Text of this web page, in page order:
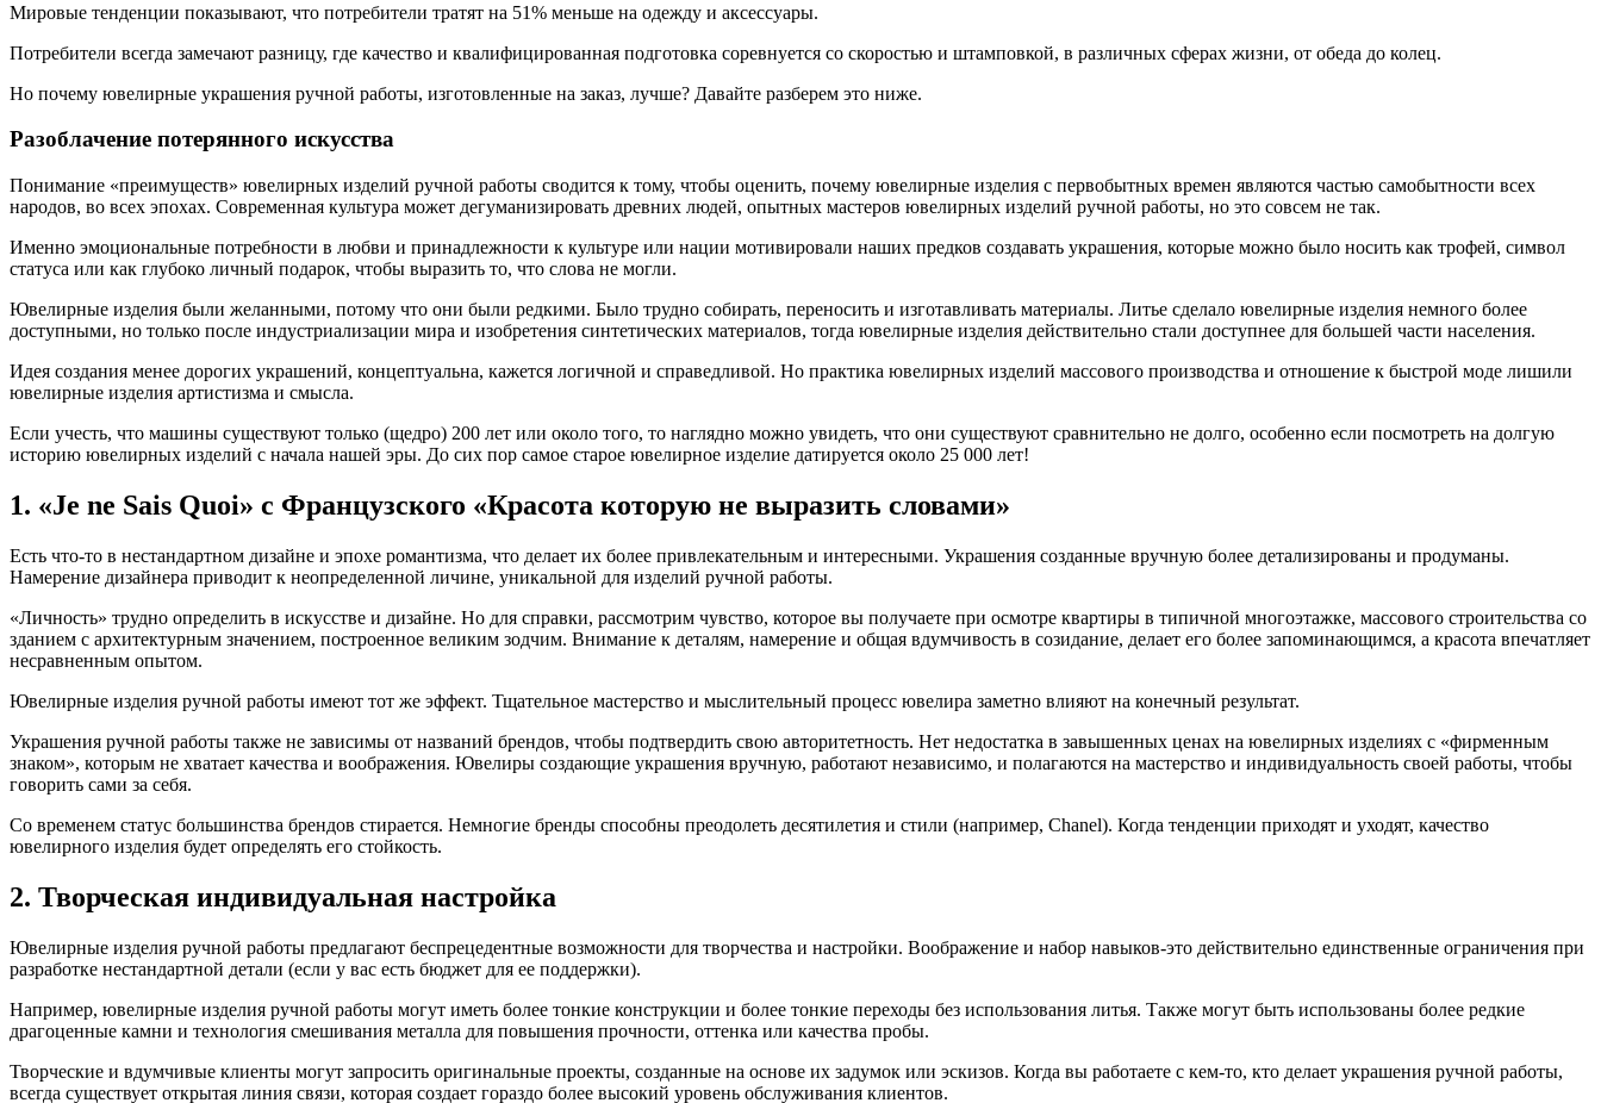
Мировые тенденции показывают, что потребители тратят на 51% меньше на одежду и аксессуары.
Потребители всегда замечают разницу, где качество и квалифицированная подготовка соревнуется со скоростью и штамповкой, в различных сферах жизни, от обеда до колец.
Но почему ювелирные украшения ручной работы, изготовленные на заказ, лучше? Давайте разберем это ниже.
Разоблачение потерянного искусства
Понимание «преимуществ» ювелирных изделий ручной работы сводится к тому, чтобы оценить, почему ювелирные изделия с первобытных времен являются частью самобытности всех
народов, во всех эпохах. Современная культура может дегуманизировать древних людей, опытных мастеров ювелирных изделий ручной работы, но это совсем не так.
Именно эмоциональные потребности в любви и принадлежности к культуре или нации мотивировали наших предков создавать украшения, которые можно было носить как трофей, символ
статуса или как глубоко личный подарок, чтобы выразить то, что слова не могли.
Ювелирные изделия были желанными, потому что они были редкими. Было трудно собирать, переносить и изготавливать материалы. Литье сделало ювелирные изделия немного более
доступными, но только после индустриализации мира и изобретения синтетических материалов, тогда ювелирные изделия действительно стали доступнее для большей части населения.
Идея создания менее дорогих украшений, концептуальна, кажется логичной и справедливой. Но практика ювелирных изделий массового производства и отношение к быстрой моде лишили
ювелирные изделия артистизма и смысла.
Если учесть, что машины существуют только (щедро) 200 лет или около того, то наглядно можно увидеть, что они существуют сравнительно не долго, особенно если посмотреть на долгую
историю ювелирных изделий с начала нашей эры. До сих пор самое старое ювелирное изделие датируется около 25 000 лет!
1. «Je ne Sais Quoi» с Французского «Красота которую не выразить словами»
Есть что-то в нестандартном дизайне и эпохе романтизма, что делает их более привлекательным и интересными. Украшения созданные вручную более детализированы и продуманы.
Намерение дизайнера приводит к неопределенной личине, уникальной для изделий ручной работы.
«Личность» трудно определить в искусстве и дизайне. Но для справки, рассмотрим чувство, которое вы получаете при осмотре квартиры в типичной многоэтажке, массового строительства со
зданием с архитектурным значением, построенное великим зодчим. Внимание к деталям, намерение и общая вдумчивость в созидание, делает его более запоминающимся, а красота впечатляет
несравненным опытом.
Ювелирные изделия ручной работы имеют тот же эффект. Тщательное мастерство и мыслительный процесс ювелира заметно влияют на конечный результат.
Украшения ручной работы также не зависимы от названий брендов, чтобы подтвердить свою авторитетность. Нет недостатка в завышенных ценах на ювелирных изделиях с «фирменным
знаком», которым не хватает качества и воображения. Ювелиры создающие украшения вручную, работают независимо, и полагаются на мастерство и индивидуальность своей работы, чтобы
говорить сами за себя.
Со временем статус большинства брендов стирается. Немногие бренды способны преодолеть десятилетия и стили (например, Chanel). Когда тенденции приходят и уходят, качество
ювелирного изделия будет определять его стойкость.
2. Творческая индивидуальная настройка
Ювелирные изделия ручной работы предлагают беспрецедентные возможности для творчества и настройки. Воображение и набор навыков-это действительно единственные ограничения при
разработке нестандартной детали (если у вас есть бюджет для ее поддержки).
Например, ювелирные изделия ручной работы могут иметь более тонкие конструкции и более тонкие переходы без использования литья. Также могут быть использованы более редкие
драгоценные камни и технология смешивания металла для повышения прочности, оттенка или качества пробы.
Творческие и вдумчивые клиенты могут запросить оригинальные проекты, созданные на основе их задумок или эскизов. Когда вы работаете с кем-то, кто делает украшения ручной работы,
всегда существует открытая линия связи, которая создает гораздо более высокий уровень обслуживания клиентов.